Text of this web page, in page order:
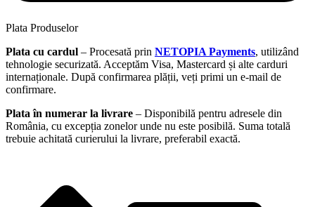
Plata Produselor
Plata cu cardul – Procesată prin NETOPIA Payments, utilizând
tehnologie securizată. Acceptăm Visa, Mastercard și alte carduri
internaționale. După confirmarea plății, veți primi un e-mail de
confirmare.
Plata în numerar la livrare – Disponibilă pentru adresele din
România, cu excepția zonelor unde nu este posibilă. Suma totală
trebuie achitată curierului la livrare, preferabil exactă.